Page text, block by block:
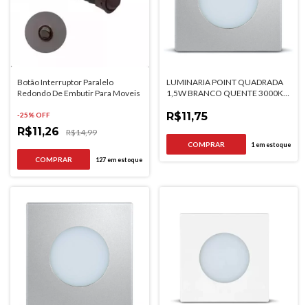
Botão Interruptor Paralelo
Redondo De Embutir Para Moveis
-25% OFF
R$11,26 R$14,99
127em estoque
LUMINARIA POINT QUADRADA
1,5W BRANCO QUENTE 3000K
R$11,75
1 em estoque